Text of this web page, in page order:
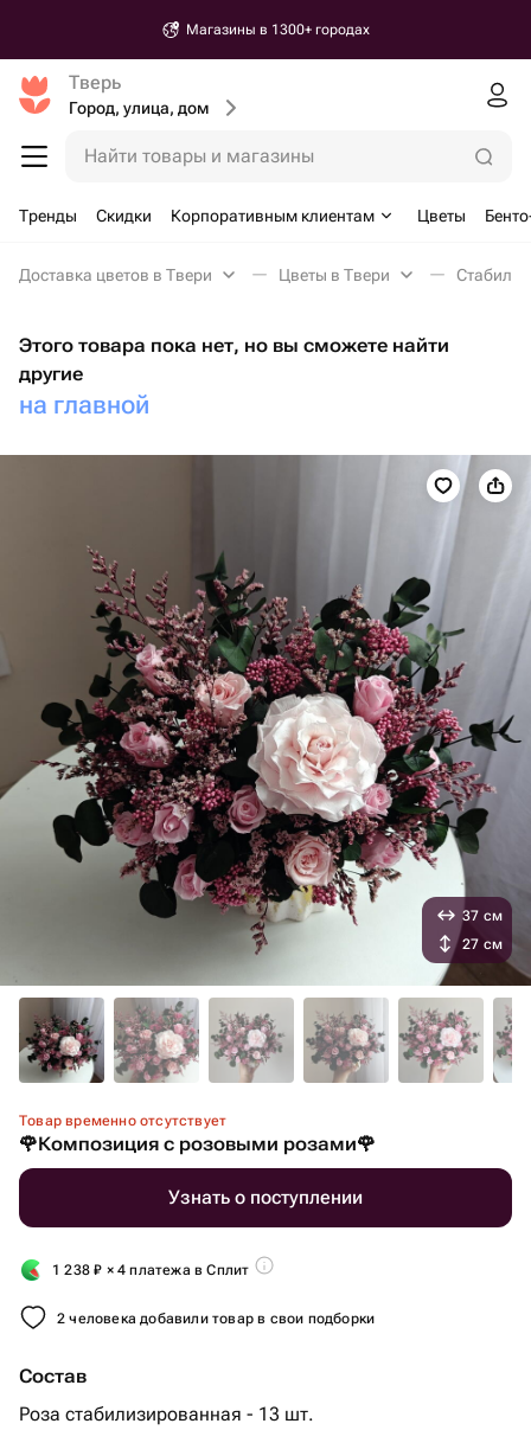
Магазины в 1300+ городах
Тверь
Город, улица, дом
Найти товары и магазины
Тренды Скидки Корпоративным клиентам Цветы
Доставка цветов в Твери Цветы в Твери
Этого товара пока нет, но вы сможете найти
другие
на главной
Товар временно отсутствует
🌹Композиция с розовыми розами🌹
Узнать о поступлении
1 238₽ × 4 платежа в Сплит
2 человека добавили товар в свои подборки
Состав
Роза стабилизированная - 13 шт.
37 см
27 см